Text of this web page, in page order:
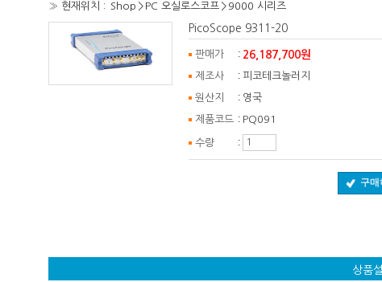
» 현재위치 : Shop > PC 오실로스코프 > 9000 시리즈
PicoScope 9311-20
판매가 : 26,187,700원
제조사 : 피코테크놀러지
원산지 : 영국
제품코드 : PQ091
수량 :
구매
상품